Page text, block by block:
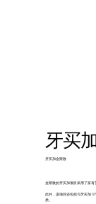
牙买
牙买加金斯敦
金斯敦的牙买加项目采用了富有
此外，该项目还包括与牙买加
质。